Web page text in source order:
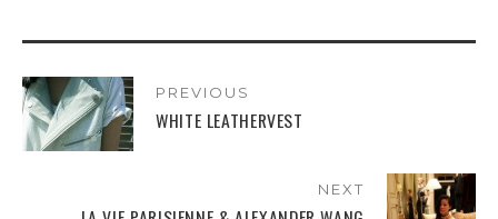
PREVIOUS
WHITE LEATHERVEST
NEXT